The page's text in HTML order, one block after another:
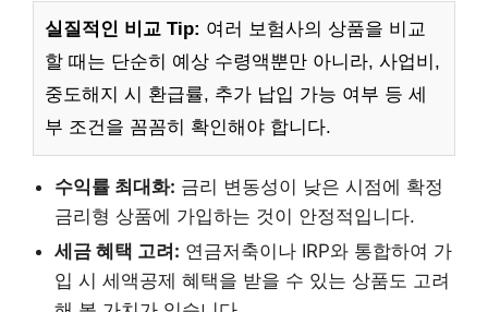
실질적인 비교 Tip: 여러 보험사의 상품을 비교
할 때는 단순히 예상 수령액뿐만 아니라, 사업비,
중도해지 시 환급률, 추가 납입 가능 여부 등 세
부 조건을 꼼꼼히 확인해야 합니다.
수익률 최대화: 금리 변동성이 낮은 시점에 확정
금리형 상품에 가입하는 것이 안정적입니다.
세금 혜택 고려: 연금저축이나 IRP와 통합하여 가
입 시 세액공제 혜택을 받을 수 있는 상품도 고려